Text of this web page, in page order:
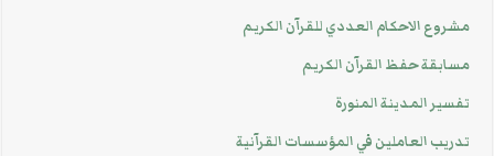
مشروع الاحكام العددي للقرآن الكريم
مسابقة حفظ القرآن الكريم
تفسير المدينة المنورة
تدريب العاملين في المؤسسات القرآنية